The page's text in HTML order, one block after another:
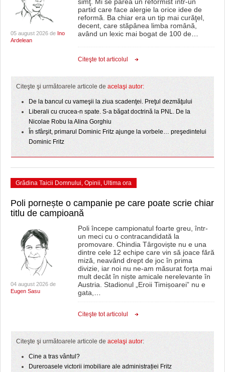
05 august 2026 de Ino
Ardelean
partid care face alergie la orice idee de
reformă. Ba chiar era un tip mai curăţel,
decent, care stăpânea limba română,
având un lexic mai bogat de 100 de…
Citeşte tot articolul
Citeşte şi următoarele articole de acelaşi autor:
De la bancul cu vameşii la ziua scadenţei. Preţul dezmăţului
Liberali cu crucea-n spate. S-a băgat doctrină la PNL. De la
Nicolae Robu la Alina Gorghiu
În sfârşit, primarul Dominic Fritz ajunge la vorbele… preşedintelui
Dominic Fritz
Grădina Taicii Domnului Opinii Ultima ora
Poli pornește o campanie pe care poate scrie chiar
titlu de campioană
04 august 2026 de
Eugen Sasu
Poli începe campionatul foarte greu, într-
un meci cu o contracandidată la
promovare. Chindia Târgoviște nu e una
dintre cele 12 echipe care vin să joace fără
miză, neavând drept de joc în prima
divizie, iar noi nu ne-am măsurat forța mai
mult decât în niște amicale nerelevante în
Austria. Stadionul „Eroii Timișoarei” nu e
gata,
Citeşte tot articolul
Citeşte şi următoarele articole de acelaşi autor:
Cine a tras vântul?
Dureroasele victorii imobiliare ale administrației Fritz